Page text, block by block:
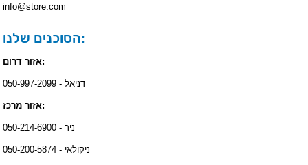
info@store.com
הסוכנים שלנו:
אזור דרום:
דניאל - 050-997-2099
אזור מרכז:
ניר - 050-214-6900
ניקולאי - 050-200-5874